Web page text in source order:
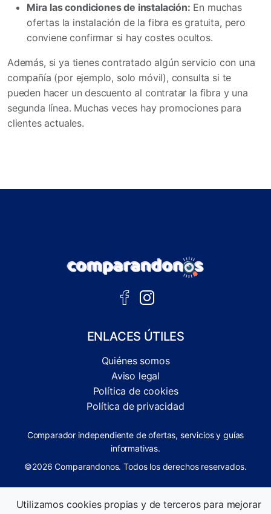
Mira las condiciones de instalación: En muchas
ofertas la instalación de la fibra es gratuita, pero
conviene confirmar si hay costes ocultos.
Además, si ya tienes contratado algún servicio con una
compañía (por ejemplo, solo móvil), consulta si te
pueden hacer un descuento al contratar la fibra y una
segunda línea. Muchas veces hay promociones para
clientes actuales.
ENLACES ÚTILES
Quiénes somos
Aviso legal
Política de cookies
Política de privacidad
Comparador independiente de ofertas, servicios y guías
informativas.
©2026 Comparandonos. Todos los derechos reservados.
Utilizamos cookies propias y de terceros para mejorar